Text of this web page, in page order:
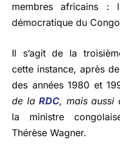
membres africains :
démocratique du
Il s’agit de la
cette instance, après
des années 1980 et
de la RDC, mais aussi
la ministre
Thérèse Wagner.